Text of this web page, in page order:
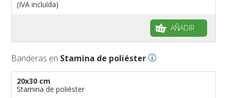
(IVA incluída)
AÑADIR
Banderas en Stamina de poliéster
20x30 cm
Stamina de poliéster